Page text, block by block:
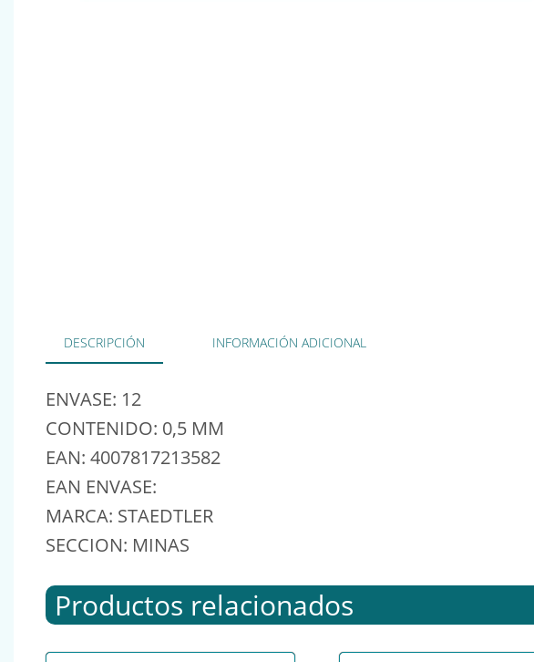
DESCRIPCIÓN INFORMACIÓN ADICIONAL
ENVASE: 12
CONTENIDO: 0,5 MM
EAN: 4007817213582
EAN ENVASE:
MARCA: STAEDTLER
SECCION: MINAS
Productos relacionados